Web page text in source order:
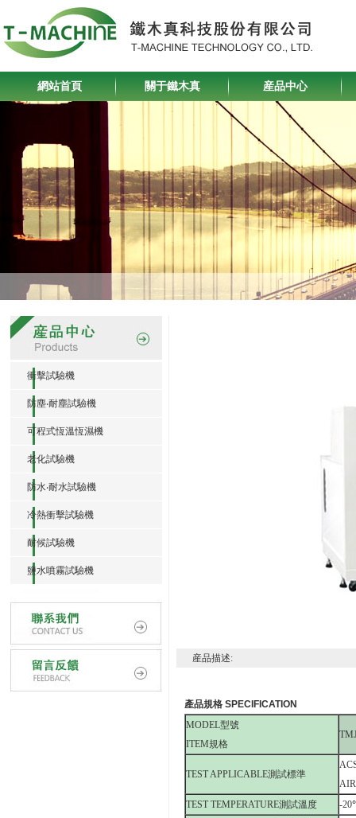
網站首頁 關于鐵木真 産品中心
衝擊試驗機
防塵‧耐塵試驗機
可程式恆溫恆濕機
老化試驗機
防水‧耐水試驗機
冷熱衝擊試驗機
耐候試驗機
鹽水噴霧試驗機
産品描述:
產品規格 SPECIFICATION
MODEL型號
ITEM規格
TEST APPLICABLE測試標準
AIR
TEST TEMPERATURE測試溫度
-